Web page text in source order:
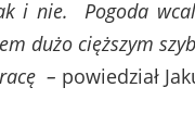
i nie. Pogoda
dużo cięższym
– powiedział